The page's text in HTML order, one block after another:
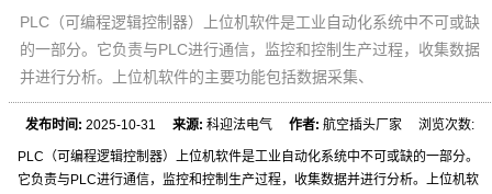
PLC（可编程逻辑控制器）上位机软件是工业自动化系统中不可或缺
的一部分。它负责与PLC进行通信，监控和控制生产过程，收集数据
并进行分析。上位机软件的主要功能包括数据采集、
发布时间: 2025-10-31来源: 科迎法电气作者: 航空插头厂家 浏览次数:
PLC（可编程逻辑控制器）上位机软件是工业自动化系统中不可或缺的一部分。
它负责与PLC进行通信，监控和控制生产过程，收集数据并进行分析。上位机软